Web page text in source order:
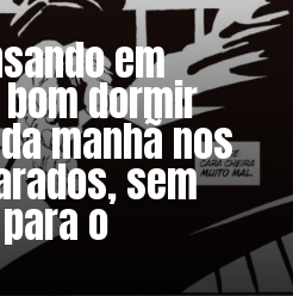
em
dormir
manhã nos
sem
o